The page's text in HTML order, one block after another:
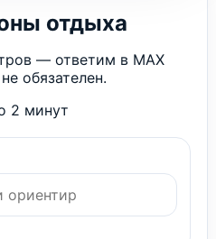
отдыха
— ответим в MAX
обязателен.
2 минут